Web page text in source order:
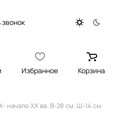
звонок
Избранное Корзина
начало XX вв. В-28 см. Ш-14 см.